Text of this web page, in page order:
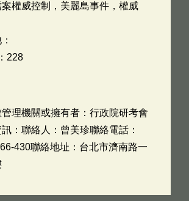
權威控制，美麗島事件，權威
228
理機關或擁有者：行政院研考會
：聯絡人：曾美珍聯絡電話：
430聯絡地址：台北市濟南路一